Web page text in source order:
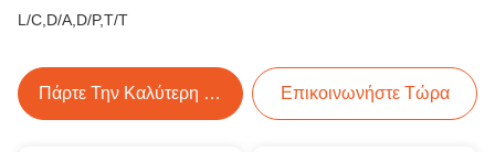
L/C,D/A,D/P,T/T
Πάρτε Την Καλύτερη Τιμή Επικοινωνήστε Τώρα